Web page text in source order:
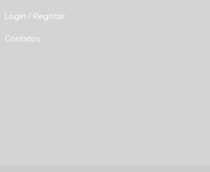
Login / Registar
Contatos